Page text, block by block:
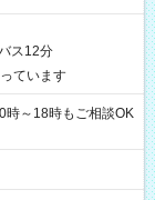
ス12分
ています
～18時もご相談OK